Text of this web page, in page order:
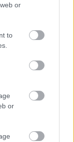
or
to
or